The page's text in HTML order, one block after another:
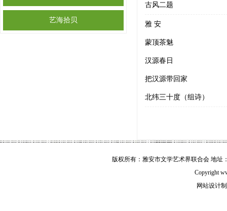
艺海拾贝
古风二题
雅 安
蒙顶茶魅
汉源春日
把汉源带回家
北纬三十度（组诗）
版权所有：雅安市文学艺术界联合会 地址
Copyright
网站设计